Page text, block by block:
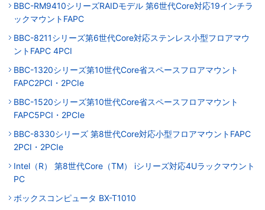
BBC-RM9410シリーズRAIDモデル 第6世代Core対応19インチラ
ックマウントFAPC
BBC-8211シリーズ第6世代Core対応ステンレス小型フロアマウ
ントFAPC 4PCI
BBC-1320シリーズ第10世代Core省スペースフロアマウント
FAPC2PCI・2PCIe
BBC-1520シリーズ第10世代Core省スペースフロアマウント
FAPC5PCI・2PCIe
BBC-8330シリーズ 第8世代Core対応小型フロアマウントFAPC
2PCI・2PCIe
Intel（R） 第8世代Core（TM） iシリーズ対応4Uラックマウント
PC
ボックスコンピュータ BX-T1010